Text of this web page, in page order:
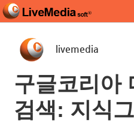
페밀리 사이트
livemedia
구글코리아
검색: 지식